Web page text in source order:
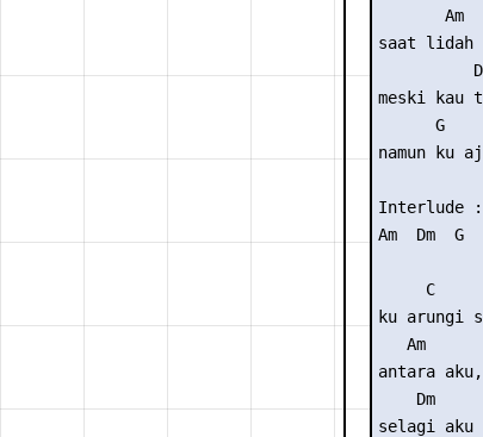
       Am
saat lidah
meski kau
G
namun ku
Interlude :
Am  Dm  G
     C
ku arungi
   Am
antara
    Dm
selagi aku